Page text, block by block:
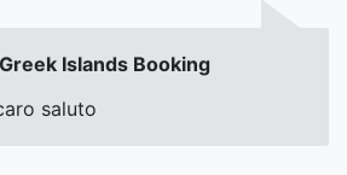
Islands Booking
saluto